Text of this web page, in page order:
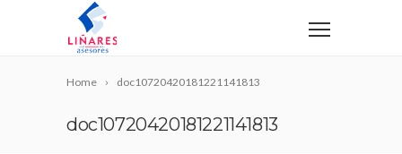
Home doc10720420181221141813
doc10720420181221141813